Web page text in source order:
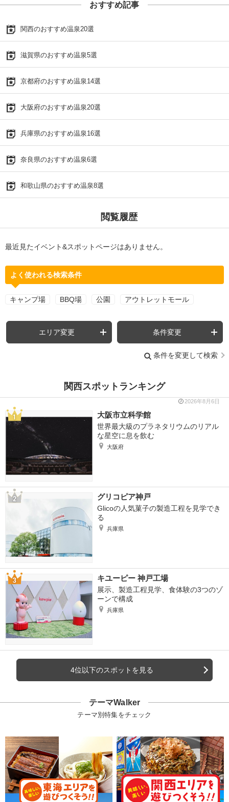
おすすめ記事
関西のおすすめ温泉20選
滋賀県のおすすめ温泉5選
京都府のおすすめ温泉14選
大阪府のおすすめ温泉20選
兵庫県のおすすめ温泉16選
奈良県のおすすめ温泉6選
和歌山県のおすすめ温泉8選
閲覧履歴
最近見たイベント&スポットページはありません。
よく使われる検索条件
キャンプ場 BBQ場 公園 アウトレットモール
エリア変更 条件変更
条件を変更して検索
関西スポットランキング
2026年8月6日
大阪市立科学館
世界最大級のプラネタリウムのリアル
な星空に息を飲む
大阪府
グリコピア神戸
Glicoの人気菓子の製造工程を見学でき
る
兵庫県
キユーピー 神戸工場
展示、製造工程見学、食体験の3つのゾ
ーンで構成
兵庫県
4位以下のスポットを見る
テーマWalker
テーマ別特集をチェック